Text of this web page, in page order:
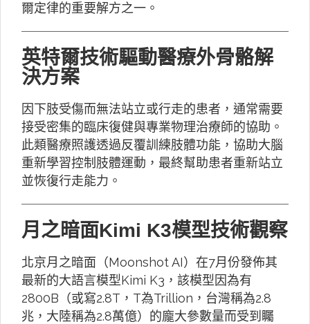
爾定律的重要解方之一。
英特爾技術驅動醫療外骨骼解
決方案
因下肢受傷而無法站立或行走的患者，通常需要
接受密集的臨床復健與專業物理治療師的協助。
此類醫療照護透過反覆訓練肢體功能，協助大腦
重新學習控制肢體運動，最終幫助患者重新站立
並恢復行走能力。
月之暗面Kimi K3模型技術觀察
北京月之暗面（Moonshot AI）在7月份發佈其
最新的大語言模型Kimi K3，該模型因為有
2800B（或寫2.8T，T為Trillion，台灣稱為2.8
兆，大陸稱為2.8萬億）的龐大參數量而受到矚